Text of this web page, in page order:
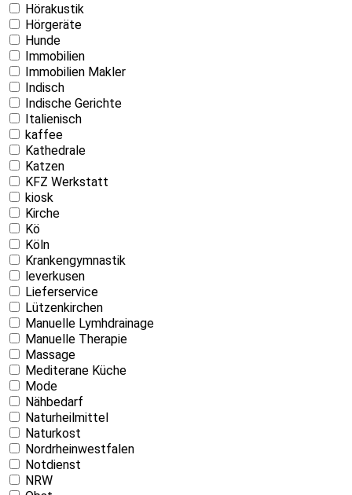
Hörakustik
Hörgeräte
Hunde
Immobilien
Immobilien Makler
Indisch
Indische Gerichte
Italienisch
kaffee
Kathedrale
Katzen
KFZ Werkstatt
kiosk
Kirche
Kö
Köln
Krankengymnastik
leverkusen
Lieferservice
Lützenkirchen
Manuelle Lymhdrainage
Manuelle Therapie
Massage
Mediterane Küche
Mode
Nähbedarf
Naturheilmittel
Naturkost
Nordrheinwestfalen
Notdienst
NRW